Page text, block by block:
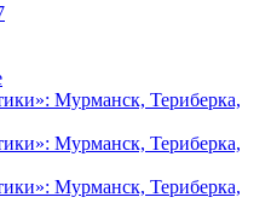
Мурманск, Териберка,
Мурманск, Териберка,
Мурманск, Териберка,